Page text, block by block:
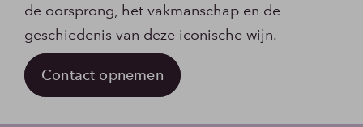
de oorsprong, het vakmanschap en de
geschiedenis van deze iconische wijn.
Contact opnemen